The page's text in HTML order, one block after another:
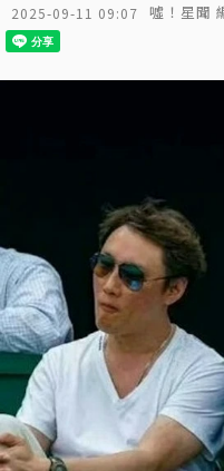
2025-09-11 09:07 噓！星聞